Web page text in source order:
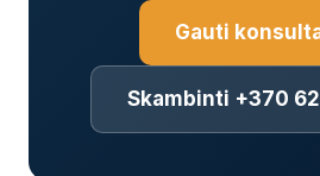
Gauti
Skambinti +370